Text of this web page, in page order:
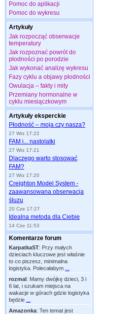
Pomoc do aplikacji
Pomoc do wykresu
Artykuły
Jak rozpocząć obserwacje
temperatury
Jak rozpoznać powrót do
płodności po porodzie
Jak wykonać analizę wykresu
Fazy cyklu a objawy płodności
Owulacja – fakty i mity
Przemiany hormonalne w
cyklu miesiączkowym
Artykuły eksperckie
Płodność – moja czy nasza?
27 Wrz 17:22
FAM i... nastolatki
27 Wrz 17:21
Dlaczego warto stosować
FAM?
27 Wrz 17:20
Creighton Model System -
zaawansowana obserwacja
śluzu
20 Cze 17:27
Idealna metoda dla Ciebie
14 Cze 11:53
Komentarze forum
KarpatkaST: Przy małych
dzieciach kluczowe jest właśnie
to co piszesz, minimalna
logistyka. Polecałabym
rozmal: Mamy dwójkę dzieci, 3 i
6 lat, i szukam miejsca na
wakacje w górach gdzie logistyka
będzie
Amazonka: Ten temat jest